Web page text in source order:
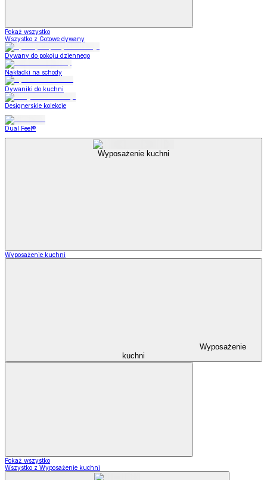
Pokaż wszystko
Wszystko z Gotowe dywany
Dywany do pokoju dziennego
Nakładki na schody
Dywaniki do kuchni
Designerskie kolekcje
Dual Feel®
Wyposażenie kuchni
Wyposażenie kuchni
Wyposażenie
kuchni
Pokaż wszystko
Wszystko z Wyposażenie kuchni